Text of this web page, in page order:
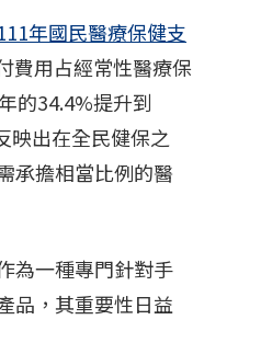
年國民醫療保健支
費用占經常性醫療保
的34.4%提升到
映出在全民健保之
承擔相當比例的醫
為一種專門針對手
品，其重要性日益